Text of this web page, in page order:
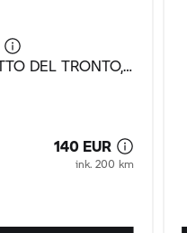
63074 SAN BENEDETTO DEL TRONTO, Italy
140 EUR
ink. 200 km